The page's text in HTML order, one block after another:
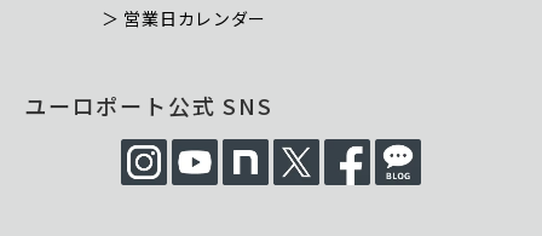
＞ 営業日カレンダー
ユーロポート公式 SNS